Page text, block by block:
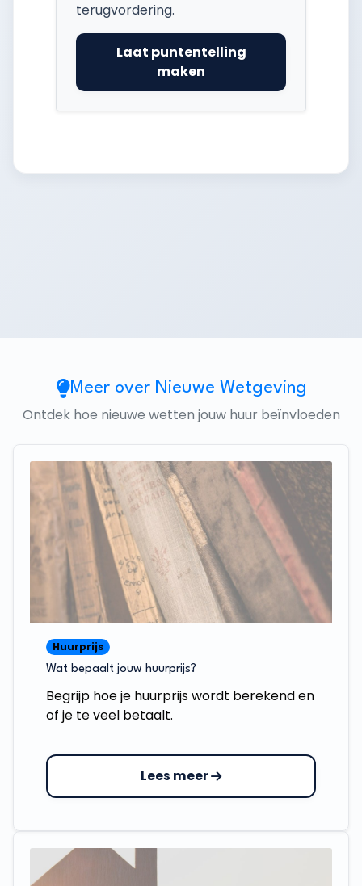
terugvordering.
Laat puntentelling
maken
Meer over Nieuwe Wetgeving
Ontdek hoe nieuwe wetten jouw huur beïnvloeden
Huurprijs
Wat bepaalt jouw huurprijs?
Begrijp hoe je huurprijs wordt berekend en
of je te veel betaalt.
Lees meer